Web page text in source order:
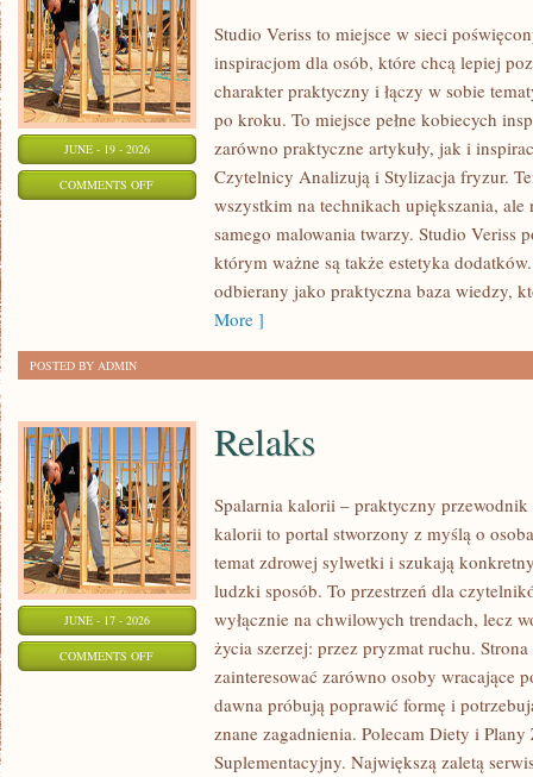
JUNE - 19 - 2026
COMMENTS OFFON
STYLIZACJE
Studio Veriss to miejsce w sieci
inspiracjom dla osób, które chcą lepiej
charakter praktyczny i łączy w sobie
po kroku. To miejsce pełne kobiecych
zarówno praktyczne artykuły, jak i
Czytelnicy Analizują i Stylizacja fryzur.
wszystkim na technikach upiększania, ale
samego malowania twarzy. Studio Veriss
którym ważne są także estetyka
odbierany jako praktyczna baza wiedzy,
More ]
POSTED BY ADMIN
JUNE - 17 - 2026
COMMENTS OFFON
Relaks
Spalarnia kalorii – praktyczny
kalorii to portal stworzony z myślą o
temat zdrowej sylwetki i szukają
ludzki sposób. To przestrzeń dla
wyłącznie na chwilowych trendach, lecz
życia szerzej: przez pryzmat ruchu.
zainteresować zarówno osoby wracające
dawna próbują poprawić formę i
znane zagadnienia. Polecam Diety i
Suplementacyjny. Największą zaletą